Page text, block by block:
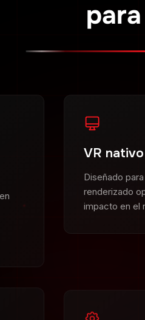
VR nativo
Diseñado
renderizado
impacto en el